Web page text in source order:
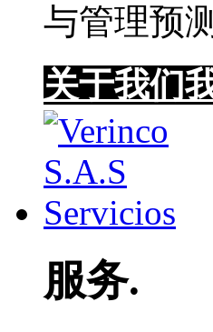
与管理预
关于我们
服务.